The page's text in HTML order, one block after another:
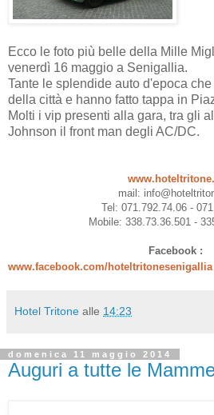
Ecco le foto più belle della Mille
venerdì 16 maggio a Senigallia.
Tante le splendide auto d'epoca
della città e hanno fatto tappa in
Molti i vip presenti alla gara, tra gli
Johnson il front man degli AC/DC.
mail:
Tel: 071.792.74.06 -
Mobile: 338.73.36.501 -
Facebook :
www.facebook.com/hoteltritonesenigallia
Hotel Tritone alle 14:23
domenica 11 maggio 2014
Auguri a tutte le